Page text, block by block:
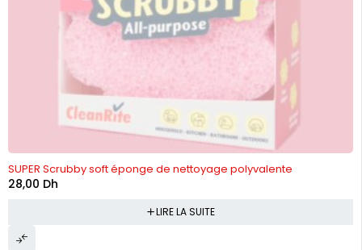
SUPER Scrubby soft éponge de nettoyage polyvalente
28,00 Dh
LIRE LA SUITE